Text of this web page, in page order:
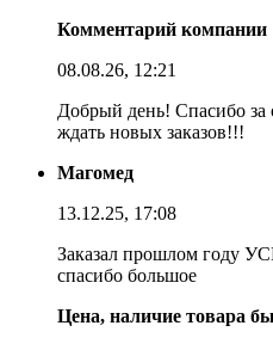
Комментарий компании
08.08.26, 12:21
Добрый день! Спасибо за
ждать новых заказов!!!
Магомед
13.12.25, 17:08
Заказал прошлом году
спасибо большое
Цена, наличие товара